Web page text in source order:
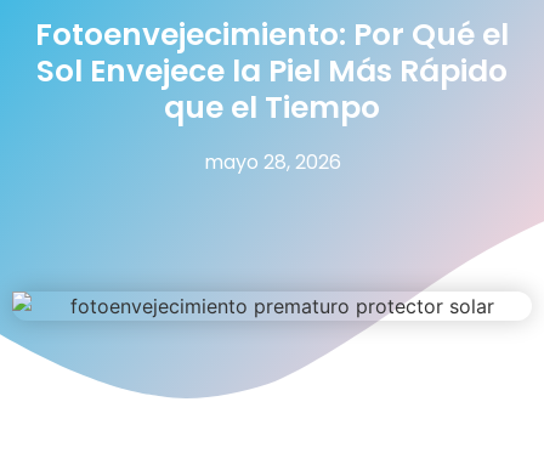
Fotoenvejecimiento: Por Qué el
Sol Envejece la Piel Más Rápido
que el Tiempo
mayo 28, 2026